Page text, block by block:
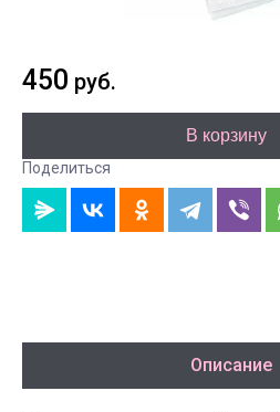
450 руб.
В корзину
Поделиться
Описание